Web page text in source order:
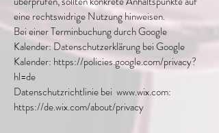
eine rechtswidrige Nutzung hinweisen.
Bei einer Terminbuchung durch Google
Kalender: Datenschutzerklärung bei Google
Kalender: https://policies.google.com/privacy?
hl=de
Datenschutzrichtlinie bei www.wix.com:
https://de.wix.com/about/privacy